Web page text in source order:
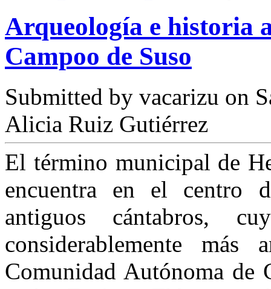
Arqueología e historia
Campoo de Suso
Submitted by vacarizu on
Alicia Ruiz Gutiérrez
El término municipal de
encuentra en el centro
antiguos cántabros,
considerablemente
Comunidad Autónoma de